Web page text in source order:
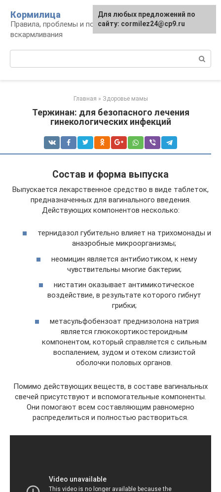
контенту
Кормилица
Правила, проблемы и польза грудного
вскармливания
Главная » Здоровье мамы
Тержинан: для безопасного лечения
гинекологических инфекций
Состав и форма выпуска
Выпускается лекарственное средство в виде таблеток,
предназначенных для вагинального введения.
Действующих компонентов несколько:
тернидазол губительно влияет на трихомонады и
анаэробные микроорганизмы;
неомицин является антибиотиком, к нему
чувствительны многие бактерии;
нистатин оказывает антимикотическое
воздействие, в результате которого гибнут
грибки;
метасульфобензоат преднизолона натрия
является глюкокортикостероидным
компонентом, который справляется с сильным
воспалением, зудом и отеком слизистой
оболочки половых органов.
Помимо действующих веществ, в составе вагинальных
свечей присутствуют и вспомогательные компоненты.
Они помогают всем составляющим равномерно
распределиться и полностью раствориться.
Для любых предложений по
сайту: cormilez24@cp9.ru